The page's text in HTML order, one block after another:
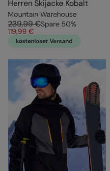
Herren Skijacke Kobalt
Mountain Warehouse
239,99 €Spare 50%
119,99 €
kostenloser Versand